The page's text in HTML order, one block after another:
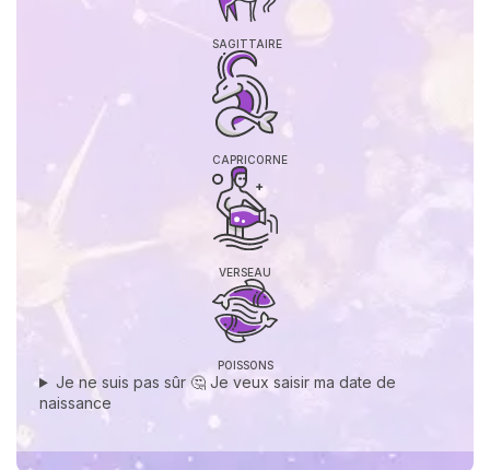
SAGITTAIRE
CAPRICORNE
VERSEAU
POISSONS
Je ne suis pas sûr 🤔 Je veux saisir ma date de
naissance